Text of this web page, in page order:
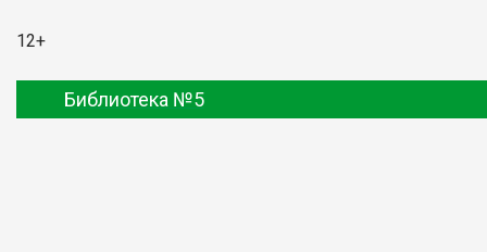
12+
Библиотека №5